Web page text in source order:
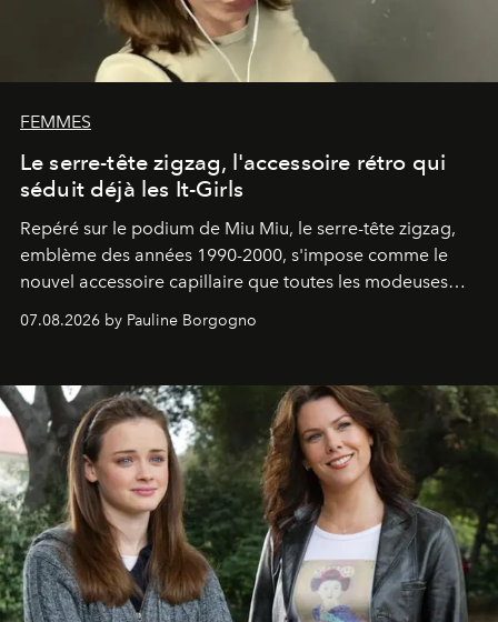
FEMMES
Le serre-tête zigzag, l'accessoire rétro qui
séduit déjà les It-Girls
Repéré sur le podium de Miu Miu, le serre-tête zigzag,
emblème des années 1990-2000, s'impose comme le
nouvel accessoire capillaire que toutes les modeuses
07.08.2026 by Pauline Borgogno